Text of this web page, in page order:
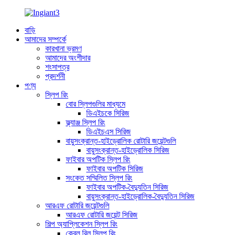
বাড়ি
আমাদের সম্পর্কে
কারখানা ভ্রমণ
আমাদের অংশীদার
শংসাপত্র
প্রদর্শনী
পণ্য
স্লিপ রিং
বোর স্লিপগুলির মাধ্যমে
ডিএইচকে সিরিজ
ফ্ল্যাঞ্জ স্লিপ রিং
ডিএইচএস সিরিজ
বায়ুসংক্রান্ত-হাইড্রোলিক রোটারি জয়েন্টগুলি
বায়ুসংক্রান্ত-হাইড্রোলিক সিরিজ
ফাইবার অপটিক স্লিপ রিং
ফাইবার অপটিক সিরিজ
সংকেত সম্মিলিত স্লিপ রিং
ফাইবার অপটিক-বৈদ্যুতিন সিরিজ
বায়ুসংক্রান্ত-হাইড্রোলিক-বৈদ্যুতিন সিরিজ
আরএফ রোটারি জয়েন্টগুলি
আরএফ রোটারি জয়েন্ট সিরিজ
শিল্প অ্যাপ্লিকেশন স্লিপ রিং
কেবল রিল স্লিপ রিং